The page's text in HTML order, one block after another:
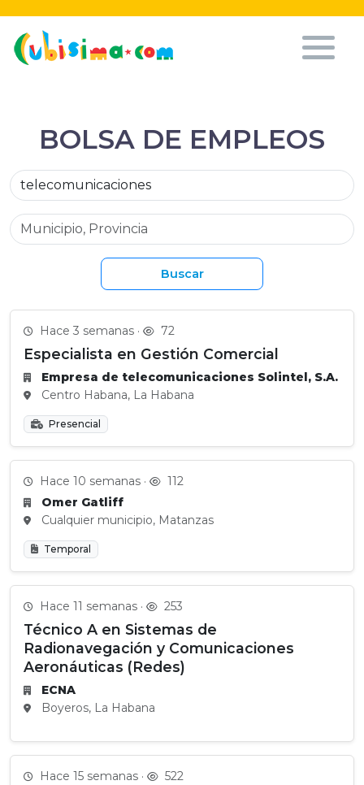
BOLSA DE EMPLEOS
Buscar
Hace 3 semanas · 72
Especialista en Gestión Comercial
Empresa de telecomunicaciones Solintel, S.A.
Centro Habana, La Habana
Presencial
Hace 10 semanas ·
112
Omer Gatliff
Cualquier municipio, Matanzas
Temporal
Hace 11 semanas · 253
Técnico A en Sistemas de
Radionavegación y Comunicaciones
Aeronáuticas (Redes)
ECNA
Boyeros, La Habana
Hace 15 semanas · 522